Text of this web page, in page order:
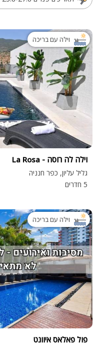
וילה עם בריכה
וילה לה רוסה - La Rosa
גליל עליון, כפר חנניה
5 חדרים
וילה עם בריכה
פול פאלאס איוונט